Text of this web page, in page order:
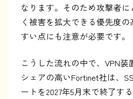
なります。そのため攻撃者に
く被害を拡大できる優先度
すい点にも注意が必要です。
こうした流れの中で、VPN装
シェアの高いFortinet社は、
ートを2027年5月末で終了す